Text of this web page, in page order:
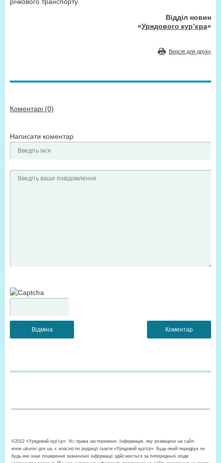
Відділ новин
«Урядового кур’єра»
Версія для друку
Коментарі (0)
Написати коментар
©2012 «Урядовий кур’єр». Усі права застережено. Інформація, яку розміщено на сайті
www.ukurier.gov.ua, є власністю редакції газети «Урядовий кур'єр». Будь-який передрук чи
будь-яке інше поширення зазначеної інформації здійснюється за попередньої згоди